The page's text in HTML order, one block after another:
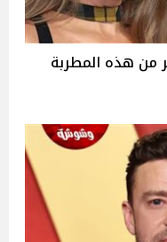
من هذه المطربة